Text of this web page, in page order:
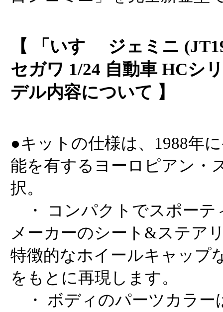
【 「いすゞ ジェミニ
セガワ 1/24 自動車 HCシ
デル内容について 】
●キットの仕様は、1988年
能を有するヨーロピアン・
択。
・ コンパクトでスポーテ
メーカーのシート&ステア
特徴的なホイールキャップ
をもとに再現します。
・ ボディのパーツカラー